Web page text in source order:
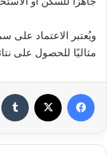
ويُعتبر الاعتماد على
مثاليًا للحصول على
فيسبوك